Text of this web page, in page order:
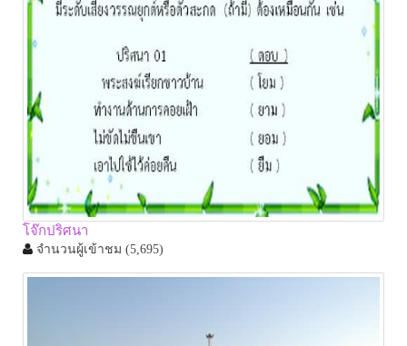
โจ๊กปริศนา
จำนวนผู้เข้าชม (5,695)